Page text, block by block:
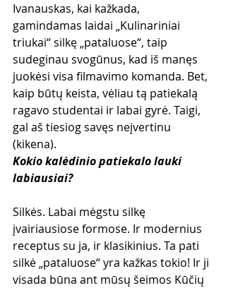
Ivanauskas, kai kažkada,
gamindamas laidai „Kulinariniai
triukai“ silkę „pataluose“, taip
sudeginau svogūnus, kad iš manęs
juokėsi visa filmavimo komanda. Bet,
kaip būtų keista, vėliau tą patiekalą
ragavo studentai ir labai gyrė. Taigi,
gal aš tiesiog savęs neįvertinu
(kikena).
Kokio kalėdinio patiekalo lauki
labiausiai?
Silkės. Labai mėgstu silkę
įvairiausiose formose. Ir modernius
receptus su ja, ir klasikinius. Ta pati
silkė „pataluose“ yra kažkas tokio! Ir ji
visada būna ant mūsų šeimos Kūčių